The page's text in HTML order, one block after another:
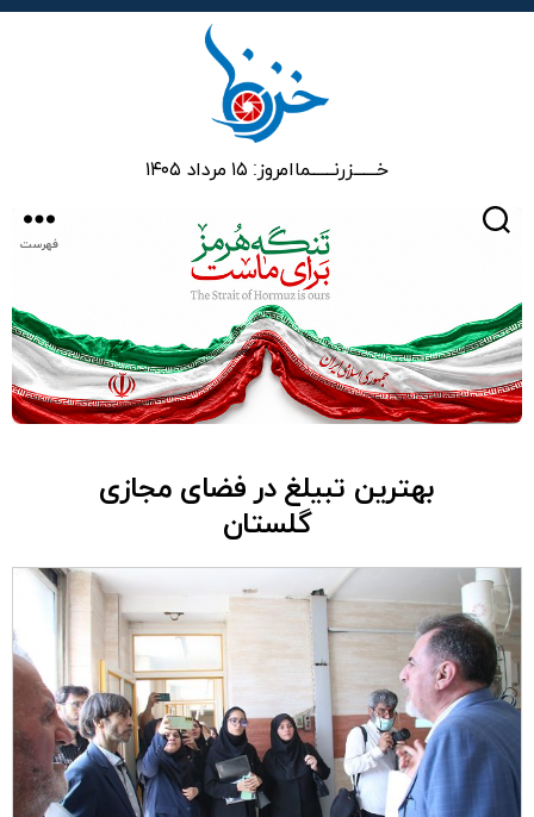
خـــــــزرنـــــــماامروز: ۱۵ مرداد ۱۴۰۵
فهرست
بهترین تبیلغ در فضای مجازی
گلستان